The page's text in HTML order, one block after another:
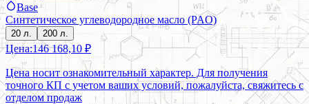
Base
Синтетическое углеводородное масло (PAO)
20 л. 200 л.
Цена:146 168,10 ₽
Цена носит ознакомительный характер. Для получения
точного КП с учетом ваших условий, пожалуйста, свяжитесь с
отделом продаж